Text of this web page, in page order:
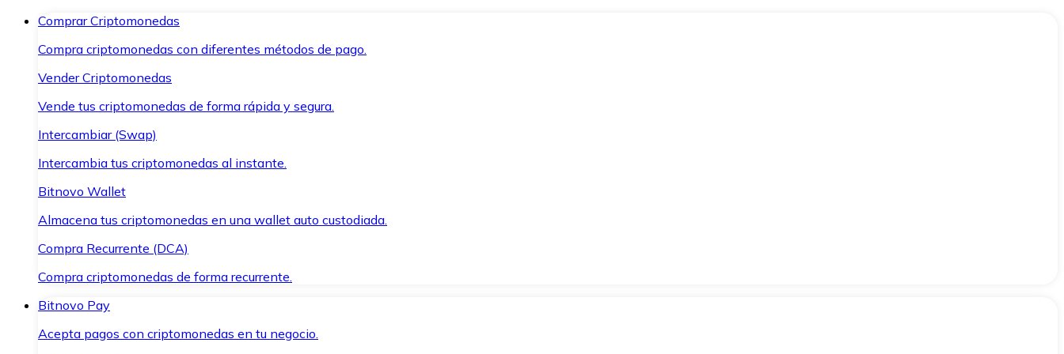
Comprar Criptomonedas
Compra criptomonedas con diferentes métodos de pago.
Vender Criptomonedas
Vende tus criptomonedas de forma rápida y segura.
Intercambiar (Swap)
Intercambia tus criptomonedas al instante.
Bitnovo Wallet
Almacena tus criptomonedas en una wallet auto custodiada.
Compra Recurrente (DCA)
Compra criptomonedas de forma recurrente.
Bitnovo Pay
Acepta pagos con criptomonedas en tu negocio.